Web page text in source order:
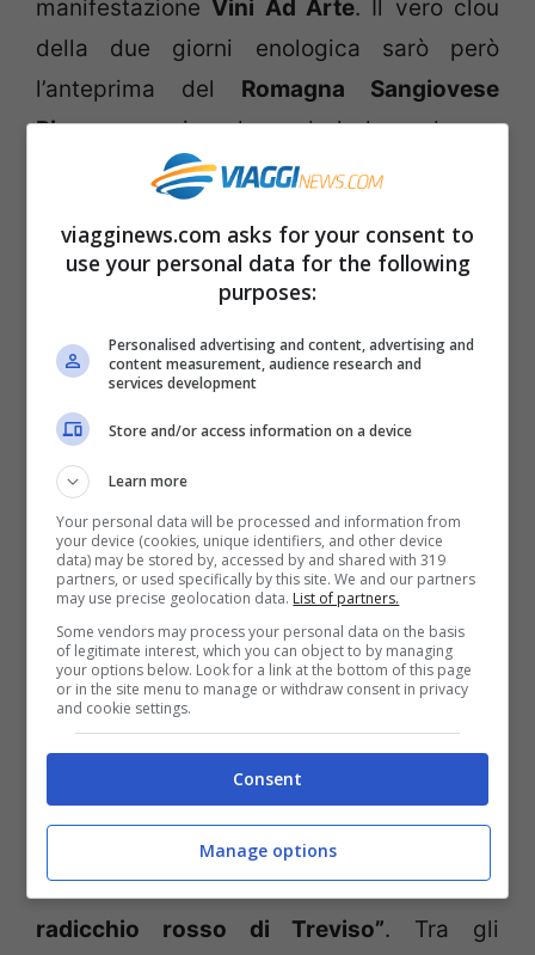
manifestazione Vini Ad Arte. Il vero clou
della due giorni enologica sarò però
l’anteprima del Romagna Sangiovese
Riserva, un vino che vede la luce almeno
dopo tre anni dalla vinificazione e che
territorio che lo genera.
Fiera di Forlì si terrà l’importante
manifestazione SapEur
di qualità che ha come obbiettivo quello di
far scoprire prodotti in fase di estinzione
attraverso nuovi accostamenti e antiche
ricette ormai dimenticate. Ci saranno
inoltre attività collaterali come corsi
professionali, dimostrazioni pratiche e
mostre di vario tipo, sempre all’insegna
dell’alta qualità culinaria.
– ADosson, in provincia di Treviso, ci sarà
24 gennaio al 2 febbraio
ventottesima edizione della “Festa del
radicchio rosso di Treviso”. Tra gli
viagginews.com asks for your consent to
use your personal data for the following
purposes:
Personalised advertising and content, advertising and
content measurement, audience research and
services development
Store and/or access information on a device
Learn more
Your personal data will be processed and information from
your device (cookies, unique identifiers, and other device
data) may be stored by, accessed by and shared with 319
partners, or used specifically by this site. We and our partners
may use precise geolocation data. List of partners.
Some vendors may process your personal data on the basis
of legitimate interest, which you can object to by managing
your options below. Look for a link at the bottom of this page
or in the site menu to manage or withdraw consent in privacy
and cookie settings.
Consent
Manage options